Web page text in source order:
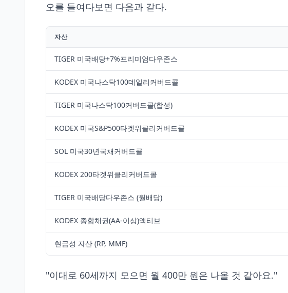
오를 들여다보면 다음과 같다.
자산
TIGER 미국배당+7%프리미엄다우존스
KODEX 미국나스닥100데일리커버드콜
TIGER 미국나스닥100커버드콜(합성)
KODEX 미국S&P500타겟위클리커버드콜
SOL 미국30년국채커버드콜
KODEX 200타겟위클리커버드콜
TIGER 미국배당다우존스 (월배당)
KODEX 종합채권(AA-이상)액티브
현금성 자산 (RP, MMF)
"이대로 60세까지 모으면 월 400만 원은 나올 것 같아요."